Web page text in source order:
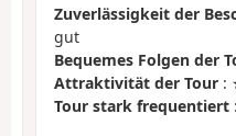
Zuverlässigkeit der
gut
Bequemes Folgen der
Attraktivität der Tour :
Tour stark frequentiert